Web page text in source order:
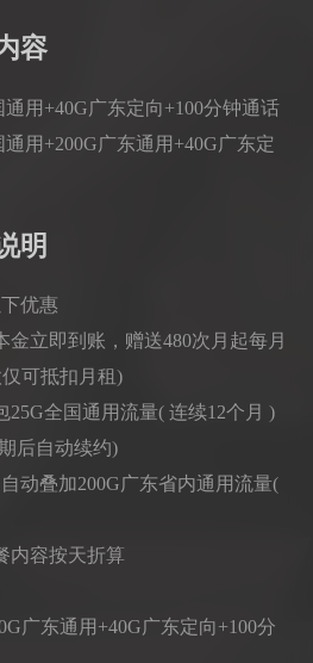
容
用+40G广东定向+100分钟通话
用+200G广东通用+40G广东定
明
优惠
金立即到账，赠送480次月起每月
可抵扣月租)
25G全国通用流量( 连续12个月 )
后自动续约)
动叠加200G广东省内通用流量(
内容按天折算
广东通用+40G广东定向+100分